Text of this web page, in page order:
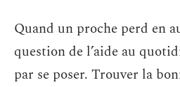
Quand un proche perd en
question de l’aide au
par se poser. Trouver la